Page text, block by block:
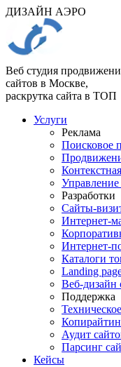
ДИЗАЙН АЭРО
Веб студия
сайтов в Москве,
раскрутка сайта в ТОП
Услуги
Реклама
Поисковое
Управление
Разработки
Сайты-
Интернет-
Интернет-
Каталоги
Landing
Веб-дизайн
Поддержка
Аудит
Парсинг
Кейсы